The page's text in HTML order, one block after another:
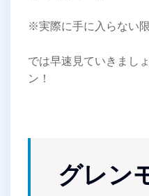
※実際に手に入らない
では早速見ていきまし
ン！
グレン